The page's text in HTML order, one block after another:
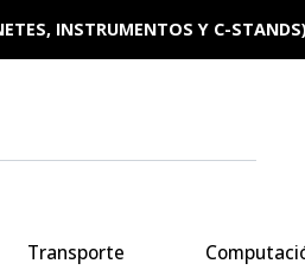
Transporte
INSTRUMENTOS Y C-